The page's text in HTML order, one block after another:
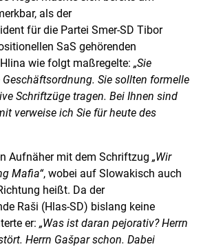
als der
für die Partei Smer-SD Tibor
SaS gehörenden
wie folgt maßregelte: „Sie
Sie sollten formelle
Schriftzüge tragen. Bei Ihnen sind
verweise ich Sie für heute des
Aufnäher mit dem Schriftzug „Wir
Mafia“, wobei auf Slowakisch auch
heißt. Da der
Raši (Hlas-SD) bislang keine
er: „Was ist daran pejorativ? Herrn
Herrn Gašpar schon. Dabei